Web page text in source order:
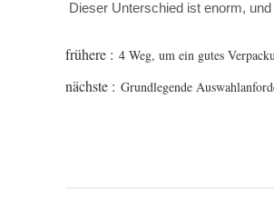
Dieser Unterschied ist enorm,
frühere : 4 Weg, um ein gutes
nächste : Grundlegende